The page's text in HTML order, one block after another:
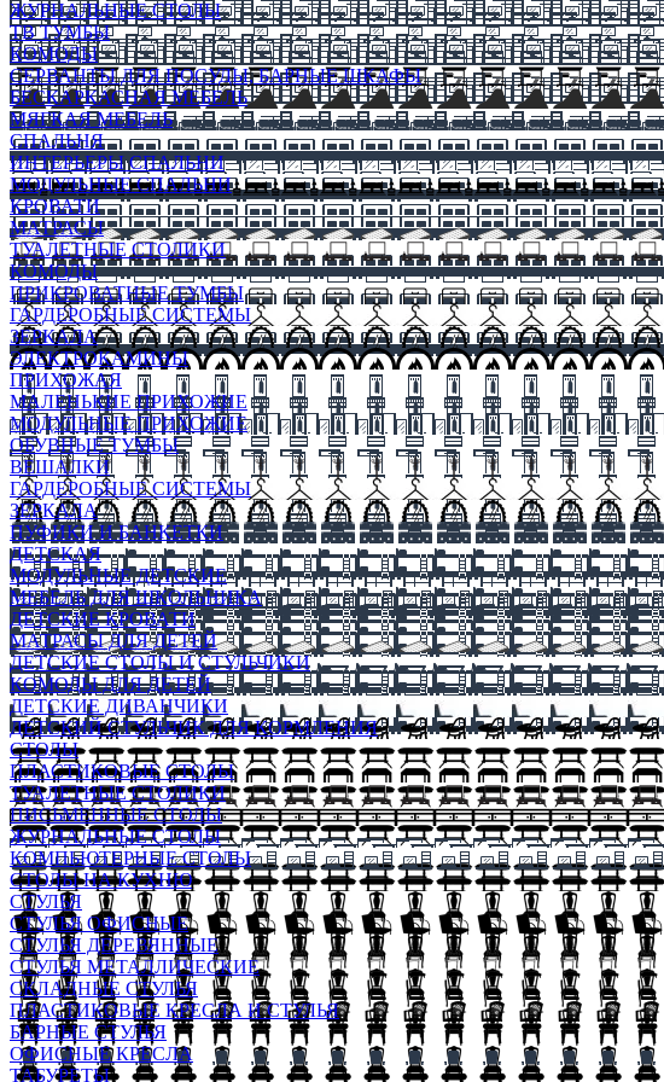
ЖУРНАЛЬНЫЕ СТОЛЫ
ТВ ТУМБЫ
КОМОДЫ
СЕРВАНТЫ ДЛЯ ПОСУДЫ, БАРНЫЕ ШКАФЫ
БЕСКАРКАСНАЯ МЕБЕЛЬ
МЯГКАЯ МЕБЕЛЬ
СПАЛЬНЯ
ИНТЕРЬЕРЫ СПАЛЬНИ
МОДУЛЬНЫЕ СПАЛЬНИ
КРОВАТИ
МАТРАСЫ
ТУАЛЕТНЫЕ СТОЛИКИ
КОМОДЫ
ПРИКРОВАТНЫЕ ТУМБЫ
ГАРДЕРОБНЫЕ СИСТЕМЫ
ЗЕРКАЛА
ЭЛЕКТРОКАМИНЫ
ПРИХОЖАЯ
МАЛЕНЬКИЕ ПРИХОЖИЕ
МОДУЛЬНЫЕ ПРИХОЖИЕ
ОБУВНЫЕ ТУМБЫ
ВЕШАЛКИ
ГАРДЕРОБНЫЕ СИСТЕМЫ
ЗЕРКАЛА
ПУФИКИ И БАНКЕТКИ
ДЕТСКАЯ
МОДУЛЬНЫЕ ДЕТСКИЕ
МЕБЕЛЬ ДЛЯ ШКОЛЬНИКА
ДЕТСКИЕ КРОВАТИ
МАТРАСЫ ДЛЯ ДЕТЕЙ
ДЕТСКИЕ СТОЛЫ И СТУЛЬЧИКИ
КОМОДЫ ДЛЯ ДЕТЕЙ
ДЕТСКИЕ ДИВАНЧИКИ
ДЕТСКИЙ СТУЛЬЧИК ДЛЯ КОРМЛЕНИЯ
СТОЛЫ
ПЛАСТИКОВЫЕ СТОЛЫ
ТУАЛЕТНЫЕ СТОЛИКИ
ПИСЬМЕННЫЕ СТОЛЫ
ЖУРНАЛЬНЫЕ СТОЛЫ
КОМПЬЮТЕРНЫЕ СТОЛЫ
СТОЛЫ НА КУХНЮ
СТУЛЬЯ
СТУЛЬЯ ОФИСНЫЕ
СТУЛЬЯ ДЕРЕВЯННЫЕ
СТУЛЬЯ МЕТАЛЛИЧЕСКИЕ
СКЛАДНЫЕ СТУЛЬЯ
ПЛАСТИКОВЫЕ КРЕСЛА И СТУЛЬЯ
БАРНЫЕ СТУЛЬЯ
ОФИСНЫЕ КРЕСЛА
ТАБУРЕТЫ